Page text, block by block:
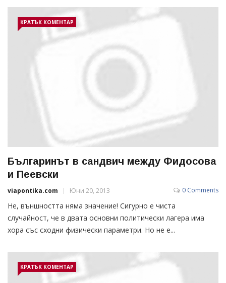
КРАТЪК КОМЕНТАР
Българинът в сандвич между Фидосова
и Пеевски
viapontika.com Юни 20, 2013 0 Comments
Не, външността няма значение! Сигурно е чиста
случайност, че в двата основни политически лагера има
хора със сходни физически параметри. Но не е...
КРАТЪК КОМЕНТАР